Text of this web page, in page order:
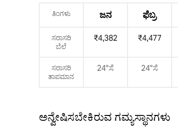
ತಿಂಗಳು ಜನ ಫೆಬ್ರ
ಸರಾಸರಿ
ಬೆಲೆ
₹4,382 ₹4,477
ಸರಾಸರಿ
ತಾಪಮಾನ
24°ಸೆ 24°ಸೆ
ಅನ್ವೇಷಿಸಬೇಕಿರುವ ಗಮ್ಯಸ್ಥಾನಗಳು